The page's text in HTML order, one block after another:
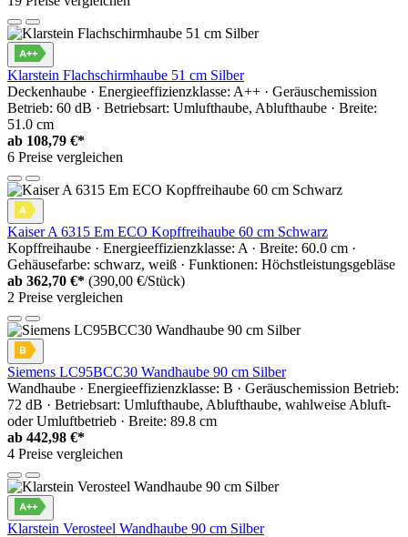
Klarstein Flachschirmhaube 51 cm Silber
Deckenhaube · Energieeffizienzklasse: A++ · Geräuschemission
Betrieb: 60 dB · Betriebsart: Umlufthaube, Ablufthaube · Breite:
51.0 cm
ab 108,79 €*
6 Preise vergleichen
Kaiser A 6315 Em ECO Kopffreihaube 60 cm Schwarz
Kopffreihaube · Energieeffizienzklasse: A · Breite: 60.0 cm ·
Gehäusefarbe: schwarz, weiß · Funktionen: Höchstleistungsgebläse
ab 362,70 €* (390,00 €/Stück)
2 Preise vergleichen
Siemens LC95BCC30 Wandhaube 90 cm Silber
Wandhaube · Energieeffizienzklasse: B · Geräuschemission Betrieb:
72 dB · Betriebsart: Umlufthaube, Ablufthaube, wahlweise Abluft-
oder Umluftbetrieb · Breite: 89.8 cm
ab 442,98 €*
4 Preise vergleichen
Klarstein Verosteel Wandhaube 90 cm Silber